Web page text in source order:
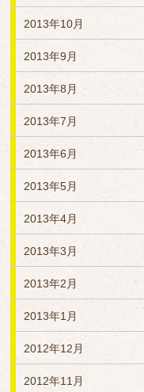
2013年10月
2013年9月
2013年8月
2013年7月
2013年6月
2013年5月
2013年4月
2013年3月
2013年2月
2013年1月
2012年12月
2012年11月